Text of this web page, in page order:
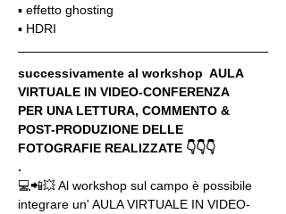
▪️ effetto ghosting
▪️ HDRI
successivamente al workshop  AULA
VIRTUALE IN VIDEO-CONFERENZA
PER UNA LETTURA, COMMENTO &
POST-PRODUZIONE DELLE
FOTOGRAFIE REALIZZATE 👇👇👇
.
💻📲💥 Al workshop sul campo è possibile
integrare un' AULA VIRTUALE IN VIDEO-